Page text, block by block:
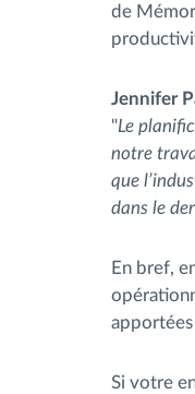
de
Jennifer
"Le
notre
que
dans le
En bref,
apportées
Si votre